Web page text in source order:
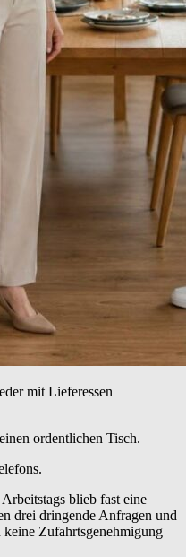
mit Lieferessen
ordentlichen Tisch.
blieb fast eine
drei dringende Anfragen und
Zufahrtsgenehmigung